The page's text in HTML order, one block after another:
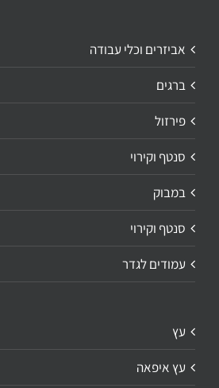
אביזרים וכלי עבודה
ברגים
פירזול
סנטף וקירוי
במבוק
סנטף וקירוי
עמודים לגדר
עץ
עץ איפאה